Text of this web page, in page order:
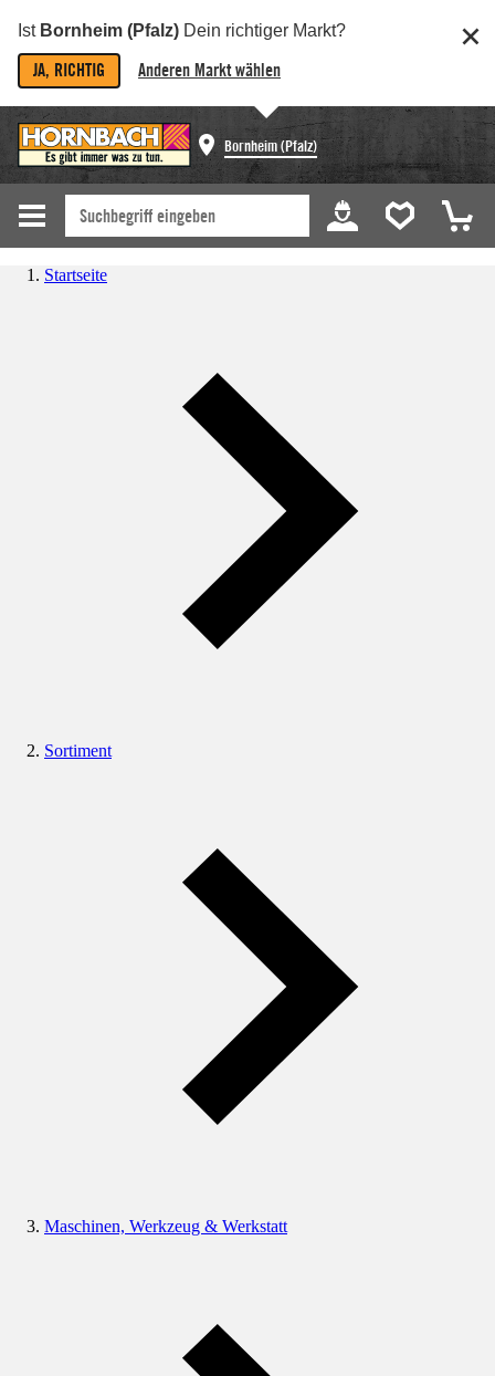
Ist Bornheim (Pfalz) Dein richtiger Markt?
JA, RICHTIG Anderen Markt wählen
Bornheim (Pfalz)
Startseite
Sortiment
Maschinen, Werkzeug & Werkstatt